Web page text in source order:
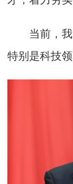
当前，我
特别是科技领